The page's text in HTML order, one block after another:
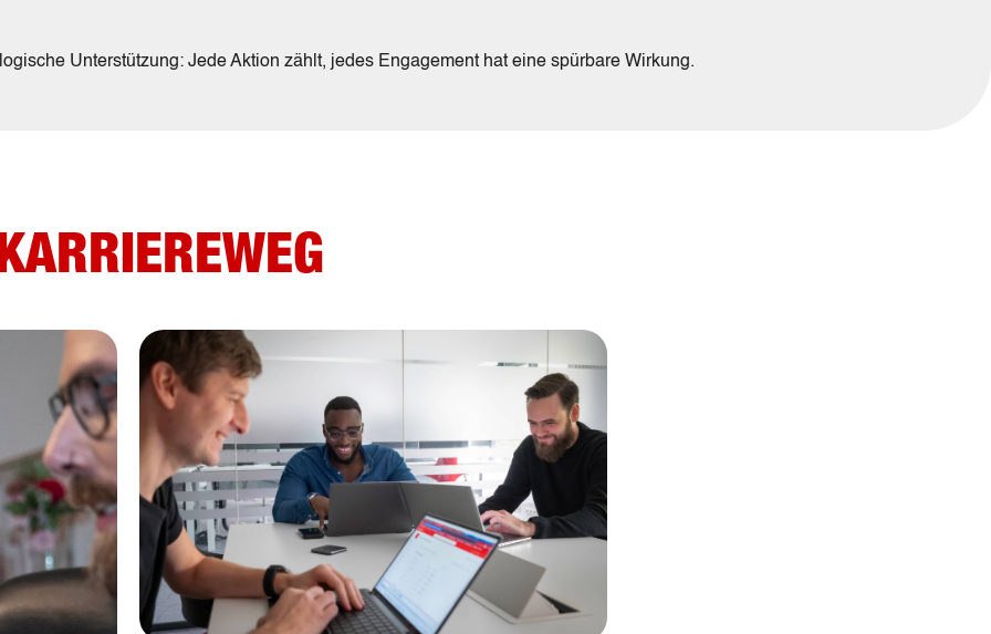
Unterstützung: Jede Aktion zählt, jedes Engagement hat eine spürbare Wirkung.